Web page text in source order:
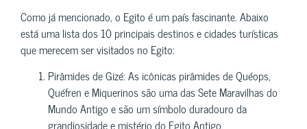
Como já mencionado, o Egito é um país fascinante. Abaixo
está uma lista dos 10 principais destinos e cidades turísticas
que merecem ser visitados no Egito:
Pirâmides de Gizé: As icônicas pirâmides de Quéops,
Quéfren e Miquerinos são uma das Sete Maravilhas do
Mundo Antigo e são um símbolo duradouro da
grandiosidade e mistério do Egito Antigo.